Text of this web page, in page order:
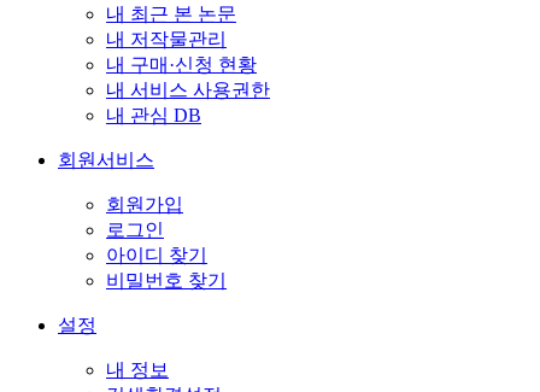
내 최근 본 논문
내 저작물관리
내 구매·신청 현황
내 서비스 사용권한
내 관심 DB
회원서비스
회원가입
로그인
아이디 찾기
비밀번호 찾기
설정
내 정보